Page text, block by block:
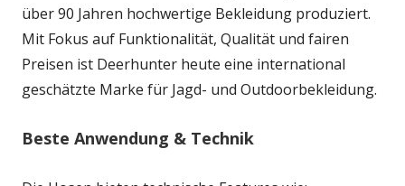
über 90 Jahren hochwertige Bekleidung produziert.
Mit Fokus auf Funktionalität, Qualität und fairen
Preisen ist Deerhunter heute eine international
geschätzte Marke für Jagd- und Outdoorbekleidung.
Beste Anwendung & Technik